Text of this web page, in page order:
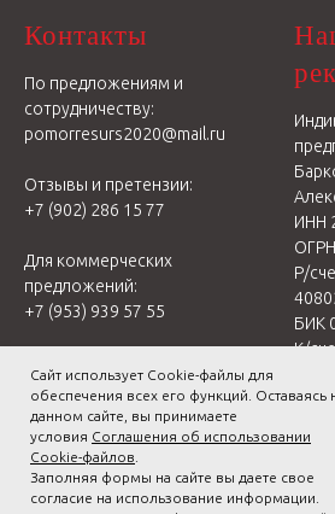
Контакты
По предложениям и
сотрудничеству:
pomorresurs2020@mail.ru
Отзывы и претензии:
+7 (902) 286 15 77
Для коммерческих
предложений:
+7 (953) 939 57 55
ИНН
Р/
БИК
К/
г.
Сайт использует Cookie-файлы для
обеспечения всех его функций. Оставаясь
данном сайте, вы принимаете
условия Соглашения об использовании
Cookie-файлов
Заполняя формы на сайте вы даете свое
согласие на использование информации.